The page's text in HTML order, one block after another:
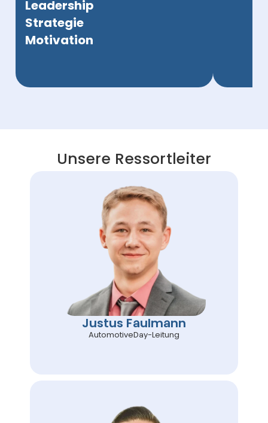
Leadership
Strategie
Motivation
Unsere Ressortleiter
Justus Faulmann
AutomotiveDay-Leitung